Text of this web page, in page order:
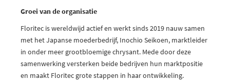
Groei van de organisatie
Floritec is wereldwijd actief en werkt sinds 2019 nauw samen
met het Japanse moederbedrijf, Inochio Seikoen, marktleider
in onder meer grootbloemige chrysant. Mede door deze
samenwerking versterken beide bedrijven hun marktpositie
en maakt Floritec grote stappen in haar ontwikkeling.